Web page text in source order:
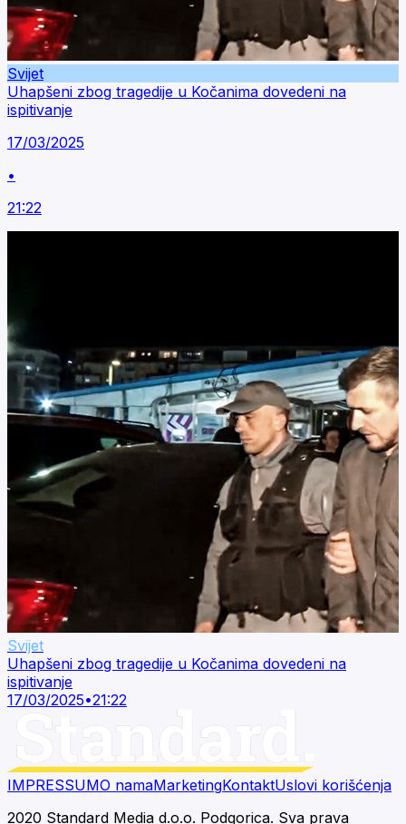
Svijet
Uhapšeni zbog tragedije u Kočanima dovedeni na
ispitivanje
17/03/2025
•
21:22
Svijet
Uhapšeni zbog tragedije u Kočanima dovedeni na
ispitivanje
17/03/2025•21:22
IMPRESSUMO namaMarketingKontaktUslovi korišćenja
2020 Standard Media d.o.o. Podgorica. Sva prava